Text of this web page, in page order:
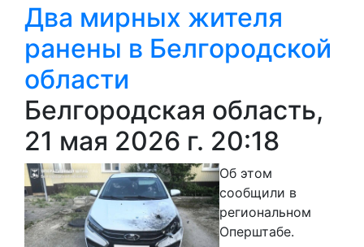
Два мирных жителя
ранены в Белгородской
области
Белгородская область,
21 мая 2026 г. 20:18
Об этом
сообщили в
региональном
Оперштабе.